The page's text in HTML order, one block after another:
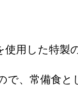
用した特製
、常備食と